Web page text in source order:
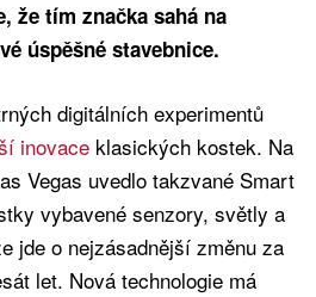
že tím značka sahá na
úspěšné stavebnice.
digitálních experimentů
inovace klasických kostek. Na
Vegas uvedlo takzvané Smart
vybavené senzory, světly a
jde o nejzásadnější změnu za
let. Nová technologie má